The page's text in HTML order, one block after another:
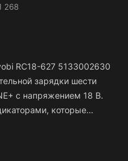
268
RC18-627 5133002630
зарядки шести
с напряжением 18 В.
которые
аккумуляторов.
форму.